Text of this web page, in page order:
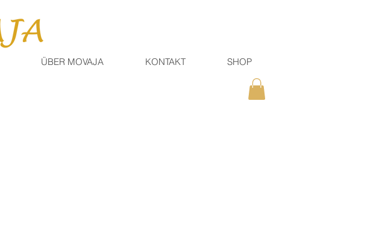
ÜBER MOVAJA KONTAKT SHOP